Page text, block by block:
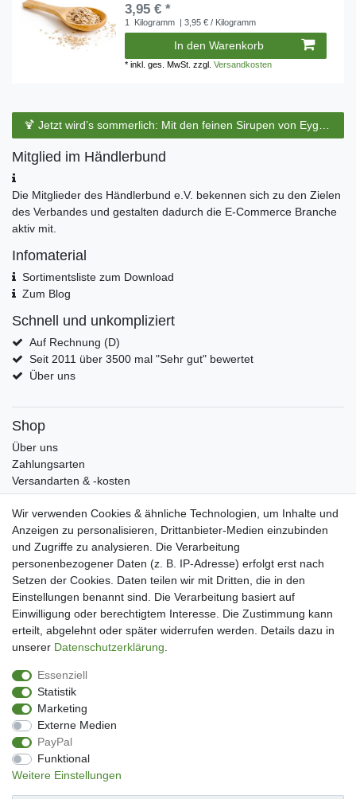
3,95 € *
1 Kilogramm | 3,95 € / Kilogramm
In den Warenkorb
*inkl. ges. MwSt. zzgl.Versandkosten
🍹 Jetzt wird’s sommerlich: Mit den feinen Sirupen von Eyguebelle entstehen erfrischende Cocktails und köstliche Sommerdrinks.
Mitglied im Händlerbund
Die Mitglieder des Händlerbund e.V. bekennen sich zu den Zielen
des Verbandes und gestalten dadurch die E-Commerce Branche
aktiv mit.
Infomaterial
Sortimentsliste zum Download
Zum Blog
Schnell und unkompliziert
Auf Rechnung (D)
Seit 2011 über 3500 mal "Sehr gut" bewertet
Über uns
Shop
Über uns
Zahlungsarten
Versandarten & -kosten
Widerrufsrecht
Warenkorb
Zur Kasse
Mein Konto
Kundenkonto eröffnen
Im Kundenkonto anmelden
Wunschliste
Service
Datenschutzerklärung
AGB
Impressum
Facebook
Newsletter An & Abmeldung
Wir verwenden Cookies & ähnliche Technologien, um Inhalte und
Anzeigen zu personalisieren, Drittanbieter-Medien einzubinden
und Zugriffe zu analysieren. Die Verarbeitung
personenbezogener Daten (z. B. IP-Adresse) erfolgt erst nach
Setzen der Cookies. Daten teilen wir mit Dritten, die in den
Einstellungen benannt sind. Die Verarbeitung basiert auf
Einwilligung oder berechtigtem Interesse. Die Zustimmung kann
erteilt, abgelehnt oder später widerrufen werden. Details dazu in
unserer Daten­schutz­erklärung
Essenziell
Statistik
Marketing
Externe Medien
PayPal
Funktional
Weitere Einstellungen